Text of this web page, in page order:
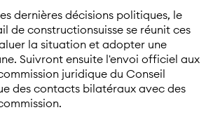
dernières décisions politiques, le
de constructionsuisse se réunit ces
la situation et adopter une
Suivront ensuite l'envoi officiel aux
juridique du Conseil
des contacts bilatéraux avec des